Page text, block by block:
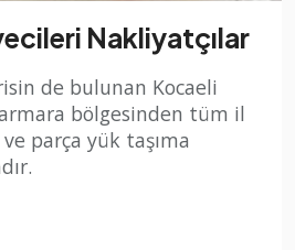
Nakliyatçılar
de bulunan Kocaeli
bölgesinden tüm il
parça yük taşıma